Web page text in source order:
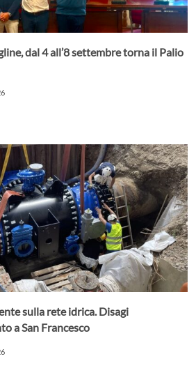
dal 4 all’8 settembre torna il Palio
sulla rete idrica. Disagi
a San Francesco